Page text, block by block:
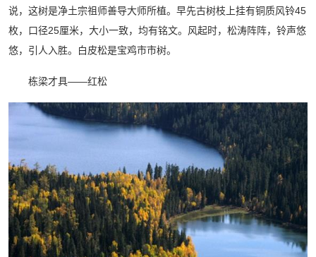
说，这树是净土宗祖师善导大师所植。早先古树枝上挂有铜质风铃45
枚，口径25厘米，大小一致，均有铭文。风起时，松涛阵阵，铃声悠
悠，引人入胜。白皮松是宝鸡市市树。
栋梁才具——红松